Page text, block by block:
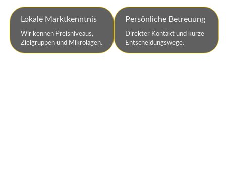
Lokale Marktkenntnis
Wir kennen Preisniveaus,
Zielgruppen und Mikrolagen.
Persönliche Betreuung
Direkter Kontakt und kurze
Entscheidungswege.